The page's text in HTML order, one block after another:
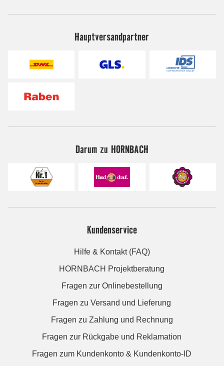
Hauptversandpartner
Darum zu HORNBACH
Kundenservice
Hilfe & Kontakt (FAQ)
HORNBACH Projektberatung
Fragen zur Onlinebestellung
Fragen zu Versand und Lieferung
Fragen zu Zahlung und Rechnung
Fragen zur Rückgabe und Reklamation
Fragen zum Kundenkonto & Kundenkonto-ID